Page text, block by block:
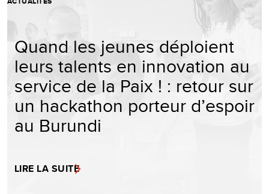
Quand les jeunes déploient
leurs talents en innovation au
service de la Paix ! : retour sur
un hackathon porteur d’espoir
au Burundi
LIRE LA SUITE